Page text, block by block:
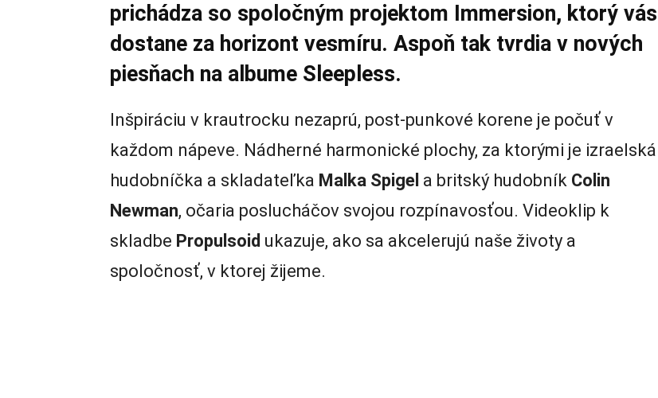
prichádza so spoločným projektom Immersion, ktorý vás
dostane za horizont vesmíru. Aspoň tak tvrdia v nových
piesňach na albume Sleepless.
Inšpiráciu v krautrocku nezaprú, post-punkové korene je počuť v
každom nápeve. Nádherné harmonické plochy, za ktorými je izraelská
hudobníčka a skladateľka Malka Spigel a britský hudobník Colin
Newman, očaria poslucháčov svojou rozpínavosťou. Videoklip k
skladbe Propulsoid ukazuje, ako sa akcelerujú naše životy a
spoločnosť, v ktorej žijeme.